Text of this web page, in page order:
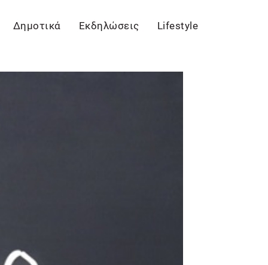
Δημοτικά Εκδηλώσεις Lifestyle